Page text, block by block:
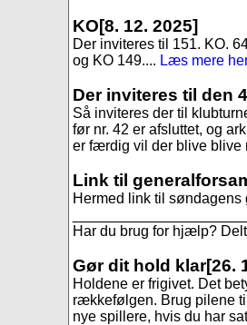
KO[8. 12. 2025]
Der inviteres til 151. KO.
og KO 149.... Læs mere
Der inviteres til den
Så inviteres der til
før nr. 42 er afsluttet, og
er færdig vil der blive blive
Link til
Hermed link til
Har du brug for hjælp?
Gør dit hold klar[26.
Holdene er frigivet. Det
rækkefølgen. Brug pilene
nye spillere, hvis du har